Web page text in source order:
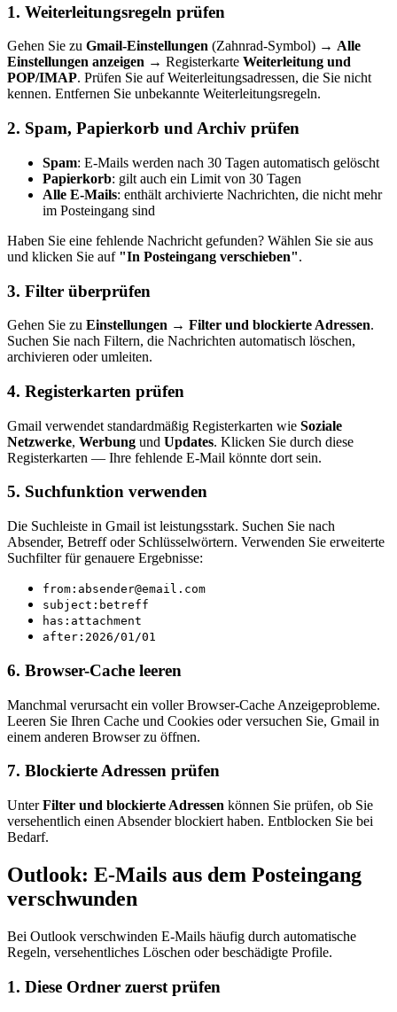
1. Weiterleitungsregeln prüfen
Gehen Sie zu Gmail-Einstellungen (Zahnrad-Symbol) → Alle
Einstellungen anzeigen → Registerkarte Weiterleitung und
POP/IMAP. Prüfen Sie auf Weiterleitungsadressen, die Sie nicht
kennen. Entfernen Sie unbekannte Weiterleitungsregeln.
2. Spam, Papierkorb und Archiv prüfen
Spam: E-Mails werden nach 30 Tagen automatisch gelöscht
Papierkorb: gilt auch ein Limit von 30 Tagen
Alle E-Mails: enthält archivierte Nachrichten, die nicht mehr
im Posteingang sind
Haben Sie eine fehlende Nachricht gefunden? Wählen Sie sie aus
und klicken Sie auf "In Posteingang verschieben".
3. Filter überprüfen
Gehen Sie zu Einstellungen → Filter und blockierte Adressen.
Suchen Sie nach Filtern, die Nachrichten automatisch löschen,
archivieren oder umleiten.
4. Registerkarten prüfen
Gmail verwendet standardmäßig Registerkarten wie Soziale
Netzwerke, Werbung und Updates. Klicken Sie durch diese
Registerkarten — Ihre fehlende E-Mail könnte dort sein.
5. Suchfunktion verwenden
Die Suchleiste in Gmail ist leistungsstark. Suchen Sie nach
Absender, Betreff oder Schlüsselwörtern. Verwenden Sie erweiterte
Suchfilter für genauere Ergebnisse:
from:absender@email.com
subject:betreff
has:attachment
after:2026/01/01
6. Browser-Cache leeren
Manchmal verursacht ein voller Browser-Cache Anzeigeprobleme.
Leeren Sie Ihren Cache und Cookies oder versuchen Sie, Gmail in
einem anderen Browser zu öffnen.
7. Blockierte Adressen prüfen
UnterFilter und blockierte Adressen können Sie prüfen, ob Sie
versehentlich einen Absender blockiert haben. Entblocken Sie bei
Bedarf.
Outlook: E-Mails aus dem Posteingang
verschwunden
Bei Outlook verschwinden E-Mails häufig durch automatische
Regeln, versehentliches Löschen oder beschädigte Profile.
1. Diese Ordner zuerst prüfen